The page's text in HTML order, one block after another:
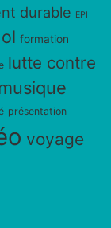
durable EPI
formation
lutte contre
présentation
voyage